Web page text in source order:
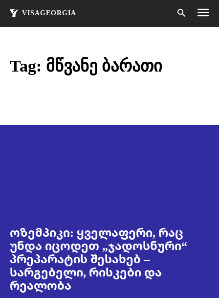
VISAGEORGIA
Tag: მწვანე ბარათი
ოზემპიკი: ყველაფერი, რაც
უნდა იცოდეთ „ჯადოსნური“
პრეპარატის შესახებ –
სარგებელი, რისკები და
რეალობა